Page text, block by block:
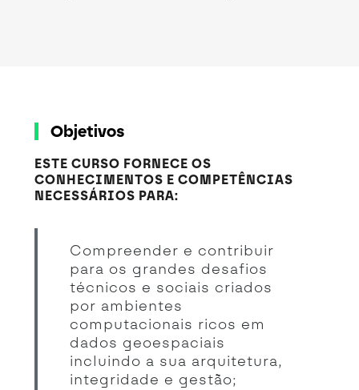
Objetivos
ESTE CURSO FORNECE OS
CONHECIMENTOS E COMPETÊNCIAS
NECESSÁRIOS PARA:
Compreender e contribuir
para os grandes desafios
técnicos e sociais criados
por ambientes
computacionais ricos em
dados geoespaciais
incluindo a sua arquitetura,
integridade e gestão;